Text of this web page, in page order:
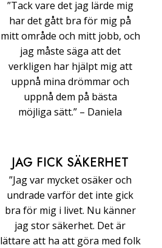
”Tack vare det jag lärde mig
har det gått bra för mig på
mitt område och mitt jobb, och
jag måste säga att det
verkligen har hjälpt mig att
uppnå mina drömmar och
uppnå dem på bästa
möjliga sätt.” –⁠ ⁠Daniela
JAG FICK SÄKERHET
”Jag var mycket osäker och
undrade varför det inte gick
bra för mig i livet. Nu känner
jag stor säkerhet. Det är
lättare att ha att göra med folk